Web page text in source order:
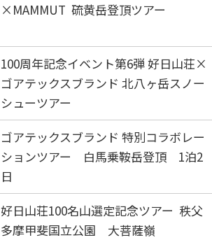
×MAMMUT 硫黄岳登頂ツアー
100周年記念イベント第6弾 好日山荘×
ゴアテックスブランド 北八ヶ岳スノー
シューツアー
ゴアテックスブランド 特別コラボレー
ションツアー 白馬乗鞍岳登頂 1泊2
日
好日山荘100名山選定記念ツアー 秩父
多摩甲斐国立公園 大菩薩嶺